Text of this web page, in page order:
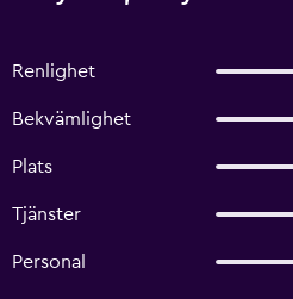
Renlighet
Bekvämlighet
Plats
Tjänster
Personal